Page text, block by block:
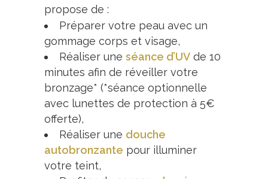
propose de :
Préparer votre peau avec un
gommage corps et visage,
Réaliser une séance d’UV de 10
minutes afin de réveiller votre
bronzage* (*séance optionnelle
avec lunettes de protection à 5€
offerte),
Réaliser une douche
autobronzante pour illuminer
votre teint,